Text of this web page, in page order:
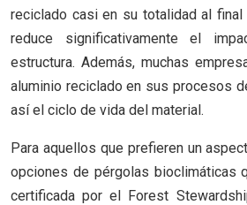
reciclado casi en su totalidad al
reduce significativamente el
estructura. Además, muchas
aluminio reciclado en sus procesos
así el ciclo de vida del material.
Para aquellos que prefieren un
opciones de pérgolas bioclimáticas
certificada por el Forest